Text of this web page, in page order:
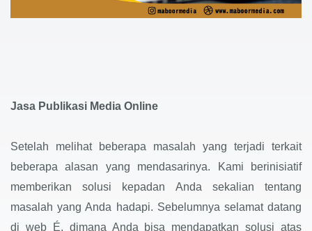
Jasa Publikasi Media Online
Setelah melihat beberapa masalah yang terjadi terkait
beberapa alasan yang mendasarinya. Kami berinisiatif
memberikan solusi kepadan Anda sekalian tentang
masalah yang Anda hadapi. Sebelumnya selamat datang
di web É, dimana Anda bisa mendapatkan solusi atas